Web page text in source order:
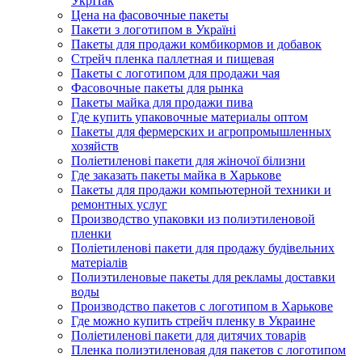
Цена на фасовочные пакеты
Пакети з логотипом в Україні
Пакеты для продажи комбикормов и добавок
Стрейч пленка паллетная и пищевая
Пакеты с логотипом для продажи чая
Фасовочные пакеты для рынка
Пакеты майка для продажи пива
Где купить упаковочные материалы оптом
Пакеты для фермерских и агропромышленных
хозяйств
Поліетиленові пакети для жіночої білизни
Где заказать пакеты майка в Харькове
Пакеты для продажи компьютерной техники и
ремонтных услуг
Производство упаковки из полиэтиленовой
пленки
Поліетиленові пакети для продажу будівельних
матеріалів
Полиэтиленовые пакеты для рекламы доставки
воды
Производство пакетов с логотипом в Харькове
Где можно купить стрейч пленку в Украине
Поліетиленові пакети для дитячих товарів
Пленка полиэтиленовая для пакетов с логотипом